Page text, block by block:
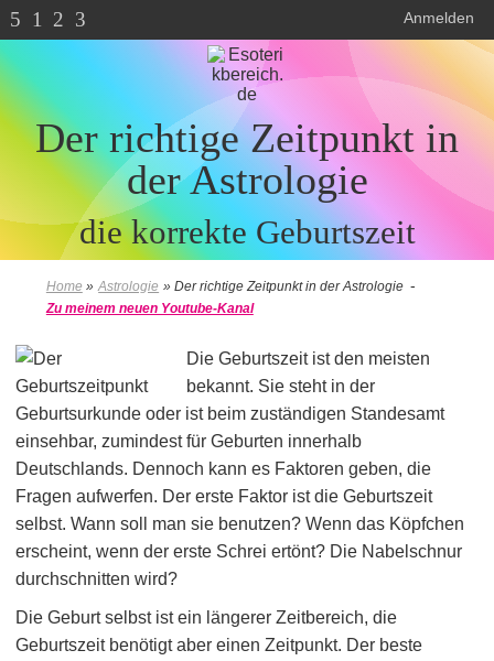
5 1 2 3 Anmelden
Der richtige Zeitpunkt in
der Astrologie
die korrekte Geburtszeit
Home » Astrologie » Der richtige Zeitpunkt in der Astrologie -
Zu meinem neuen Youtube-Kanal
Die Geburtszeit ist den meisten
bekannt. Sie steht in der
Geburtsurkunde oder ist beim zuständigen Standesamt
einsehbar, zumindest für Geburten innerhalb
Deutschlands. Dennoch kann es Faktoren geben, die
Fragen aufwerfen. Der erste Faktor ist die Geburtszeit
selbst. Wann soll man sie benutzen? Wenn das Köpfchen
erscheint, wenn der erste Schrei ertönt? Die Nabelschnur
durchschnitten wird?
Die Geburt selbst ist ein längerer Zeitbereich, die
Geburtszeit benötigt aber einen Zeitpunkt. Der beste